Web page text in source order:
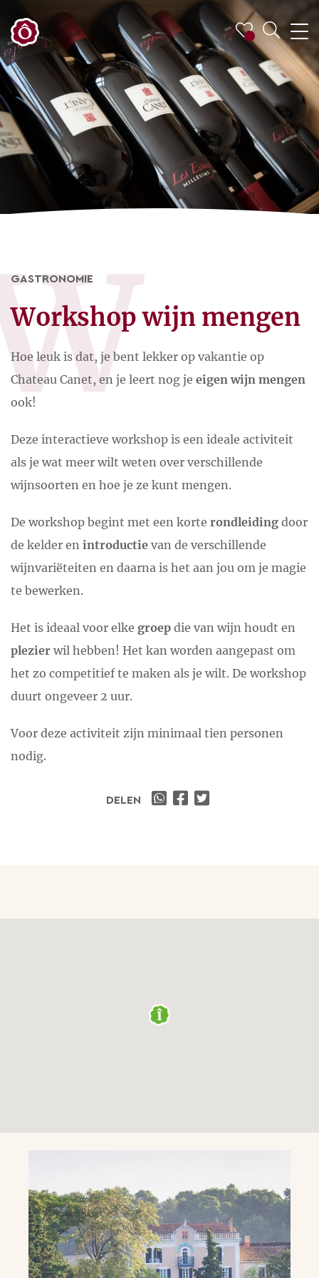
GASTRONOMIE
Workshop wijn mengen
Hoe leuk is dat, je bent lekker op vakantie op
Chateau Canet, en je leert nog je eigen wijn mengen
ook!
Deze interactieve workshop is een ideale activiteit
als je wat meer wilt weten over verschillende
wijnsoorten en hoe je ze kunt mengen.
De workshop begint met een korte rondleiding door
de kelder en introductie van de verschillende
wijnvariëteiten en daarna is het aan jou om je magie
te bewerken.
Het is ideaal voor elke groep die van wijn houdt en
plezier wil hebben! Het kan worden aangepast om
het zo competitief te maken als je wilt. De workshop
duurt ongeveer 2 uur.
Voor deze activiteit zijn minimaal tien personen
nodig.
DELEN